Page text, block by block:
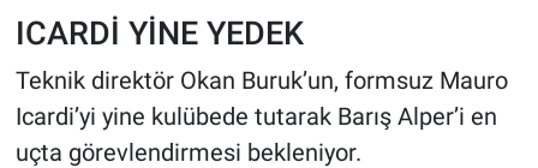
ICARDİ YİNE YEDEK
Teknik direktör Okan Buruk’un, formsuz Mauro
Icardi’yi yine kulübede tutarak Barış Alper’i en
uçta görevlendirmesi bekleniyor.